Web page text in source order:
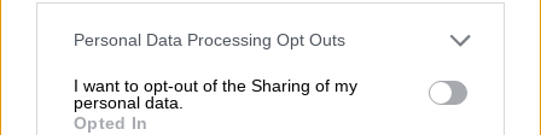
Please note that this website/app uses one or more Google
not limited to your visit or usage behaviour. You may click to
grant or deny consent to Google and its third-party tags to
Personal Data Processing Opt Outs
I want to opt-out of the Sharing of my
personal data.
Opted In
αφεθεί ελεύθερες.